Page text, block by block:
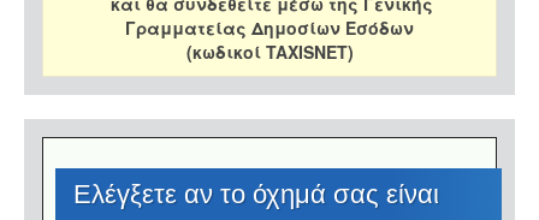
Γραμματείας Δημοσίων Εσόδων
(κωδικοί TAXISNET)
Eλέγξετε αν το όχημά σας είναι